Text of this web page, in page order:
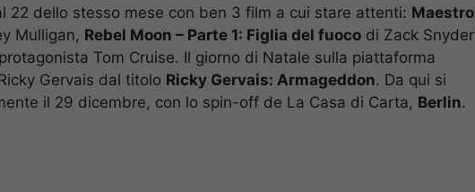
22 dello stesso mese con ben 3 film a cui stare attenti: Maestro
Mulligan, Rebel Moon – Parte 1: Figlia del fuoco di Zack Snyder
Tom Cruise. Il giorno di Natale sulla piattaforma
Gervais dal titolo Ricky Gervais: Armageddon. Da qui si
il 29 dicembre, con lo spin-off de La Casa di Carta, Berlin.